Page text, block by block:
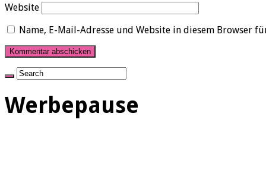
Website
Name, E-Mail-Adresse und Website in diesem Browser
Werbepause